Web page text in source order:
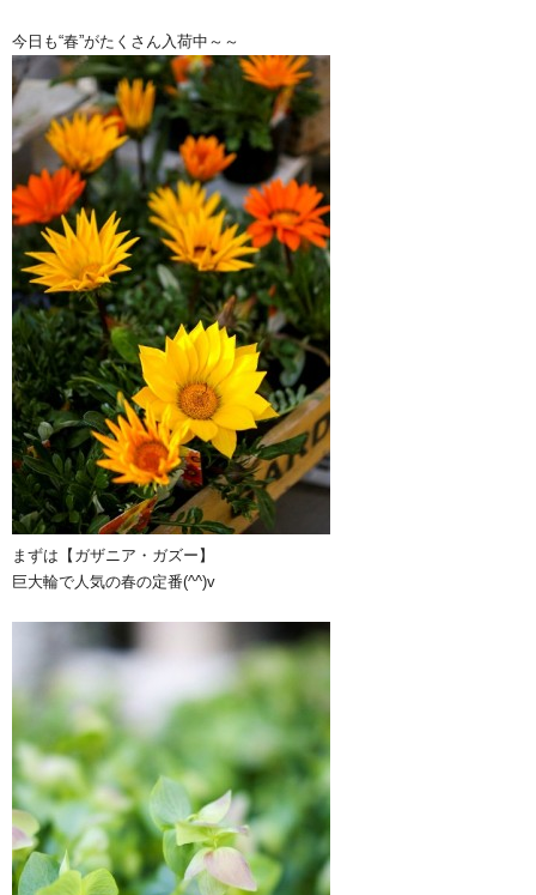
今日も“春”がたくさん入荷中～～
まずは【ガザニア・ガズー】
巨大輪で人気の春の定番(^^)v